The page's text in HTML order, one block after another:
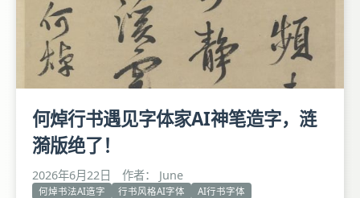
何焯行书遇见字体家AI神笔造字，涟
漪版绝了！
2026年6月22日 作者： June
何焯书法AI造字 行书风格AI字体 AI行书字体